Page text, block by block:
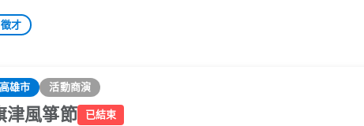
徵才
高雄市 活動商演
津風箏節 已結束